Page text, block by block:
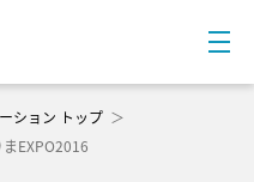
ション トップ ＞
EXPO2016